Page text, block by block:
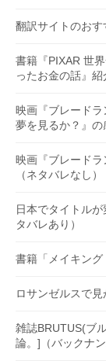
翻訳サイトのお
書籍『PIXAR 世
ったお金の話』
映画『ブレード
夢を見るか？』
映画『ブレード
（ネタバレなし）
日本でタイトル
タバレあり）
書籍「メイキン
ロサンゼルスで
雑誌BRUTUS(ブ
論。]（バックナ